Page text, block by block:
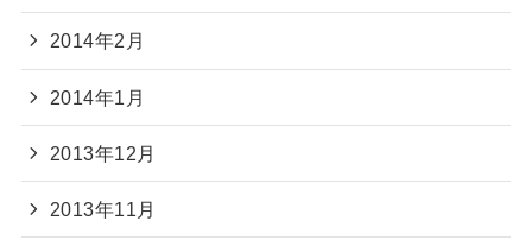
2014年2月
2014年1月
2013年12月
2013年11月